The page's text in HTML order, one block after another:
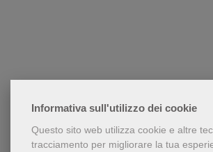
Informativa sull'utilizzo dei cookie
Questo sito web utilizza cookie e altre
tracciamento per migliorare la tua